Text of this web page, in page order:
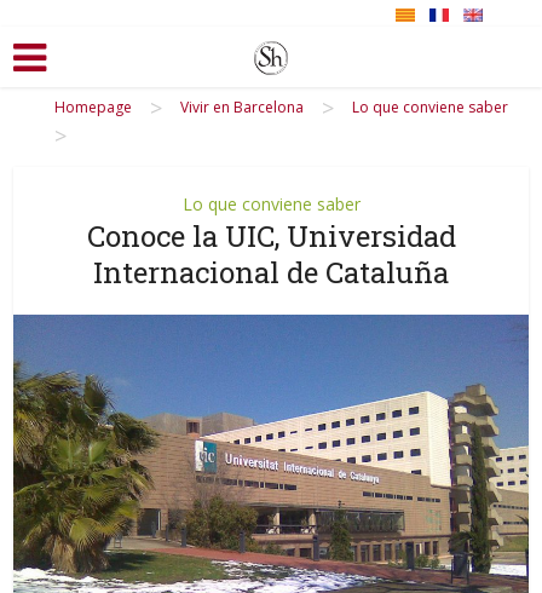
Homepage > Vivir en Barcelona > Lo que conviene saber
>
Lo que conviene saber
Conoce la UIC, Universidad
Internacional de Cataluña